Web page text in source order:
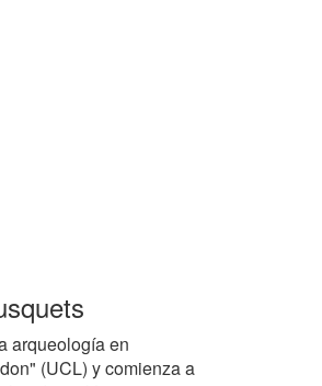
arqueología en
(UCL) y comienza a